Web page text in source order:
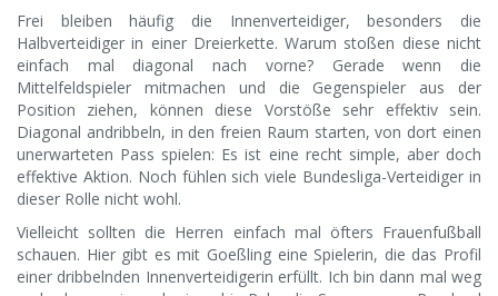
Frei bleiben häufig die Innenverteidiger, besonders die
Halbverteidiger in einer Dreierkette. Warum stoßen diese nicht
einfach mal diagonal nach vorne? Gerade wenn die
Mittelfeldspieler mitmachen und die Gegenspieler aus der
Position ziehen, können diese Vorstöße sehr effektiv sein.
Diagonal andribbeln, in den freien Raum starten, von dort einen
unerwarteten Pass spielen: Es ist eine recht simple, aber doch
effektive Aktion. Noch fühlen sich viele Bundesliga-Verteidiger in
dieser Rolle nicht wohl.
Vielleicht sollten die Herren einfach mal öfters Frauenfußball
schauen. Hier gibt es mit Goeßling eine Spielerin, die das Profil
einer dribbelnden Innenverteidigerin erfüllt. Ich bin dann mal weg